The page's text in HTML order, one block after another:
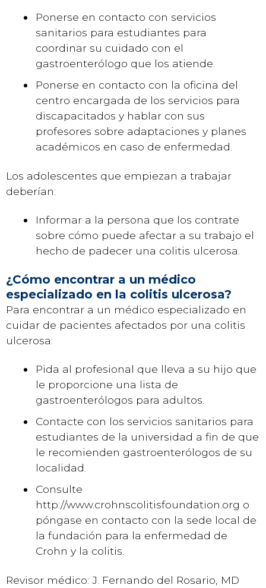
Ponerse en contacto con servicios
sanitarios para estudiantes para
coordinar su cuidado con el
gastroenterólogo que los atiende.
Ponerse en contacto con la oficina del
centro encargada de los servicios para
discapacitados y hablar con sus
profesores sobre adaptaciones y planes
académicos en caso de enfermedad.
Los adolescentes que empiezan a trabajar
deberían:
Informar a la persona que los contrate
sobre cómo puede afectar a su trabajo el
hecho de padecer una colitis ulcerosa.
¿Cómo encontrar a un médico
especializado en la colitis ulcerosa?
Para encontrar a un médico especializado en
cuidar de pacientes afectados por una colitis
ulcerosa:
Pida al profesional que lleva a su hijo que
le proporcione una lista de
gastroenterólogos para adultos.
Contacte con los servicios sanitarios para
estudiantes de la universidad a fin de que
le recomienden gastroenterólogos de su
localidad.
Consulte
http://www.crohnscolitisfoundation.org o
póngase en contacto con la sede local de
la fundación para la enfermedad de
Crohn y la colitis.
Revisor médico: J. Fernando del Rosario, MD